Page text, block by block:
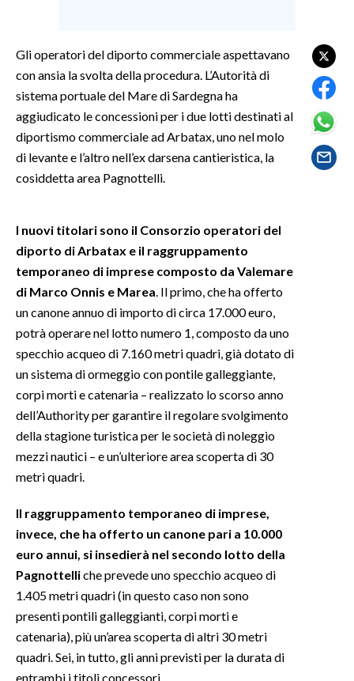
GOSSIP
SALUTE
SARDI NEL MONDO
EVENTI
3 MINUTI CON
INSULARITÀ
INFO AZIENDE
ABBONATI
NECROLOGI
PUBBLICITÀ
SPIAGGE
STORE
Gli operatori del diporto commerciale aspettavano
con ansia la svolta della procedura. L’Autorità di
sistema portuale del Mare di Sardegna ha
aggiudicato le concessioni per i due lotti destinati al
diportismo commerciale ad Arbatax, uno nel molo
di levante e l’altro nell’ex darsena cantieristica, la
cosiddetta area Pagnottelli.
I nuovi titolari sono il Consorzio operatori del
diporto di Arbatax e il raggruppamento
temporaneo di imprese composto da Valemare
di Marco Onnis e Marea . Il primo, che ha offerto
un canone annuo di importo di circa 17.000 euro,
potrà operare nel lotto numero 1, composto da uno
specchio acqueo di 7.160 metri quadri, già dotato di
un sistema di ormeggio con pontile galleggiante,
corpi morti e catenaria – realizzato lo scorso anno
dell’Authority per garantire il regolare svolgimento
della stagione turistica per le società di noleggio
mezzi nautici – e un’ulteriore area scoperta di 30
metri quadri.
Il raggruppamento temporaneo di imprese,
invece, che ha offerto un canone pari a 10.000
euro annui, si insedierà nel secondo lotto della
Pagnottelliche prevede uno specchio acqueo di
1.405 metri quadri (in questo caso non sono
presenti pontili galleggianti, corpi morti e
catenaria), più un’area scoperta di altri 30 metri
quadri. Sei, in tutto, gli anni previsti per la durata di
entrambi i titoli concessori.